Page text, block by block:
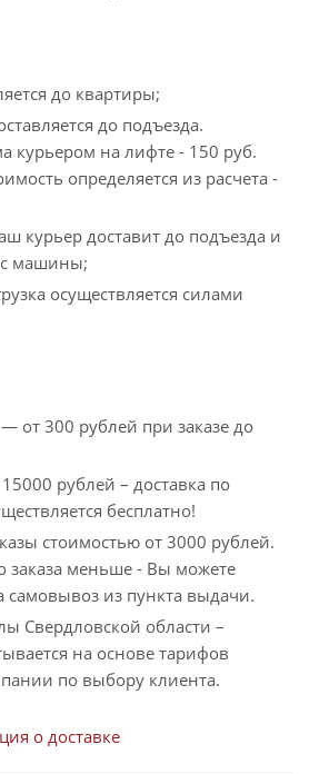
до квартиры;
до подъезда.
курьером на лифте - 150 руб.
определяется из расчета -
курьер доставит до подъезда и
с машины;
осуществляется силами
от 300 рублей при заказе до
рублей – доставка по
бесплатно!
стоимостью от 3000 рублей.
заказа меньше - Вы можете
самовывоз из пункта выдачи.
Свердловской области –
на основе тарифов
по выбору клиента.
о доставке